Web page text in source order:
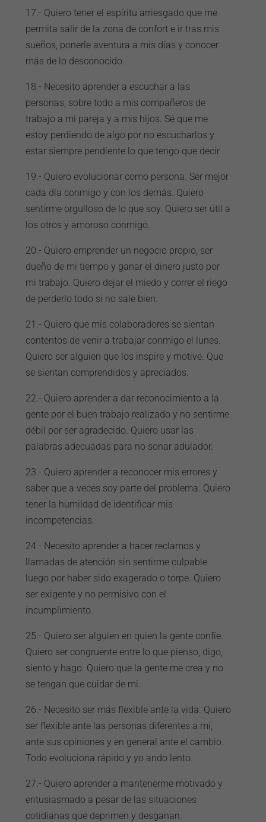
17.- Quiero tener el espíritu arriesgado que me
permita salir de la zona de confort e ir tras mis
sueños, ponerle aventura a mis días y conocer
más de lo desconocido.
18.- Necesito aprender a escuchar a las
personas, sobre todo a mis compañeros de
trabajo a mi pareja y a mis hijos. Sé que me
estoy perdiendo de algo por no escucharlos y
estar siempre pendiente lo que tengo que decir.
19.- Quiero evolucionar como persona. Ser mejor
cada día conmigo y con los demás. Quiero
sentirme orgulloso de lo que soy. Quiero ser útil a
los otros y amoroso conmigo.
20.- Quiero emprender un negocio propio, ser
dueño de mi tiempo y ganar el dinero justo por
mi trabajo. Quiero dejar el miedo y correr el riego
de perderlo todo si no sale bien.
21.- Quiero que mis colaboradores se sientan
contentos de venir a trabajar conmigo el lunes.
Quiero ser alguien que los inspire y motive. Que
se sientan comprendidos y apreciados.
22.- Quiero aprender a dar reconocimiento a la
gente por el buen trabajo realizado y no sentirme
débil por ser agradecido. Quiero usar las
palabras adecuadas para no sonar adulador.
23.- Quiero aprender a reconocer mis errores y
saber que a veces soy parte del problema. Quiero
tener la humildad de identificar mis
incompetencias.
24.- Necesito aprender a hacer reclamos y
llamadas de atención sin sentirme culpable
luego por haber sido exagerado o torpe. Quiero
ser exigente y no permisivo con el
incumplimiento.
25.- Quiero ser alguien en quien la gente confíe.
Quiero ser congruente entre lo que pienso, digo,
siento y hago. Quiero que la gente me crea y no
se tengan que cuidar de mi.
26.- Necesito ser más flexible ante la vida. Quiero
ser flexible ante las personas diferentes a mí,
ante sus opiniones y en general ante el cambio.
Todo evoluciona rápido y yo ando lento.
27.- Quiero aprender a mantenerme motivado y
entusiasmado a pesar de las situaciones
cotidianas que deprimen y desganan.